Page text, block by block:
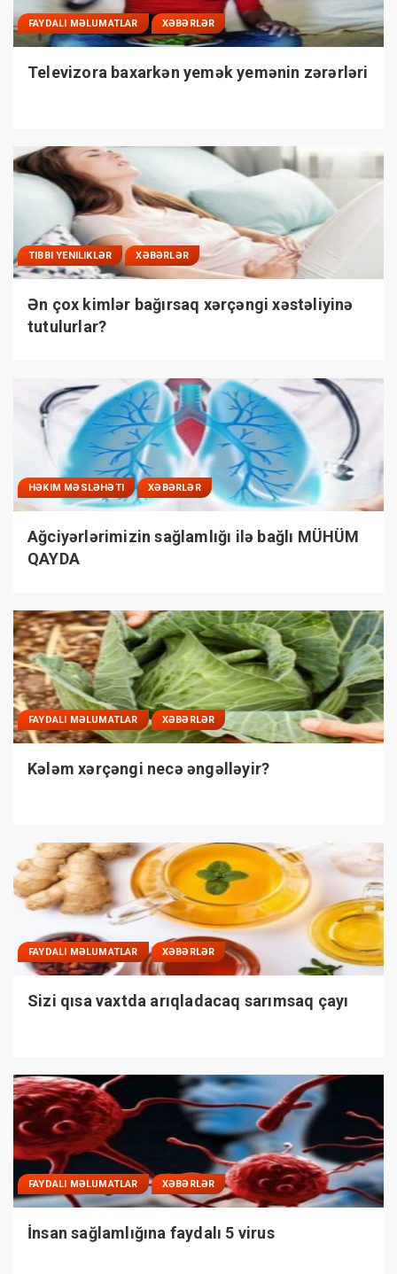
FAYDALI MƏLUMATLAR XƏBƏRLƏR
Televizora baxarkən yemək yemənin zərərləri
TIBBI YENILIKLƏR XƏBƏRLƏR
Ən çox kimlər bağırsaq xərçəngi xəstəliyinə
tutulurlar?
HƏKIM MƏSLƏHƏTI XƏBƏRLƏR
Ağciyərlərimizin sağlamlığı ilə bağlı MÜHÜM
QAYDA
FAYDALI MƏLUMATLAR XƏBƏRLƏR
Kələm xərçəngi necə əngəlləyir?
FAYDALI MƏLUMATLAR XƏBƏRLƏR
Sizi qısa vaxtda arıqladacaq sarımsaq çayı
FAYDALI MƏLUMATLAR XƏBƏRLƏR
İnsan sağlamlığına faydalı 5 virus